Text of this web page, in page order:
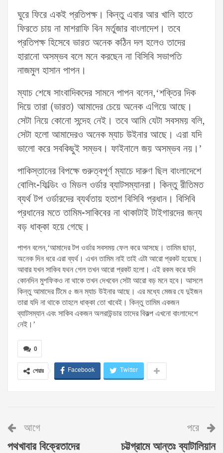
ঘুরে ফিরে একই প্রতিপক্ষ। কিন্তু এবার আর খালি হাতে
ফিরতে চায় না মাশরাফি বিন মর্তুজার বাংলাদেশ। তবে
প্রতিপক্ষ হিসেবে ভারত অনেক কঠিন দল হলেও তাদের
হারানো অসম্ভব বলে মনে করছেন না বিসিবি সভাপতি
নাজমুল হাসান পাপন।
ম্যাচ শেষে সাংবাদিকদের সামনে পাপন বলেন,‘শক্তির দিক
দিয়ে তারা (ভারত) আমাদের চেয়ে অনেক এগিয়ে আছে।
সেটা নিয়ে কোনো সন্দেহ নেই। তবে আমি যেটা সবসময় বলি,
সেটা হলো আমাদেরও অনেক ম্যাচ উইনার আছে। এরা যদি
ভালো করে সবকিছুই সম্ভব। ফাইনালে জয় অসম্ভব নয়।’
পাকিস্তানের বিপক্ষে গুরুত্বপূর্ণ ম্যাচে দারুণ ছিল বাংলাদেশে
বোলিং-ফিল্ডিং ও মিডল ওর্ডার ব্যাটসম্যানরা। কিন্তু রীতিমত
ব্যর্থ টপ ওর্ডারদের ব্যর্থতায় হতাশ বিসিবি প্রধান। বিসিবি
প্রধানের মতে তামিম-সাকিবের না থাকাটাই টাইগারদের জন্য
বড় ধাক্কা হয়ে গেছে।
পাপন বলেন,‘আমাদের টপ ওর্ডার সবসময় ফেল করে আসছে। তামিম ছাড়া,
অনেক দিন ধরে এরা ব্যর্থ। এখন তামিম নাই তাই এটা আরো প্রকট হয়েছে।
আবার যখন সাকিব যথন গেল তখন আরো প্রকট হলো। এই রকম করে যদি
কোনদিন মুশফিকও না থাকে তখন দেখবেন সেটা আরো বড় মনে হবে। আসলে
কিন্তু আমাদের টিমে ৫ জন ম্যাচ উইনার আছে। এর মধ্যে মেজর যে দুইজন
তারা যদি না থাকে তাহলে ধাক্কা তো খাবেই। কিন্তু তামিম একজন
ব্যাটসম্যান এবং সাকিব একজন অলরাউন্ডার তাদের বিকল্প এখনো বাংলাদেশে
নেই।’
0
শেয়ার Facebook Twitter
আগে
পথখাবার বিক্রেতাদের
পরে
চট্টগ্রামে আন্তঃ ব্যাটালিয়ান